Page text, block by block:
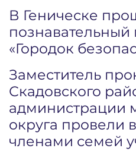
В Геническе
познавательный
«Городок
Заместитель
Скадовского
администрации
округа провели
членами семей